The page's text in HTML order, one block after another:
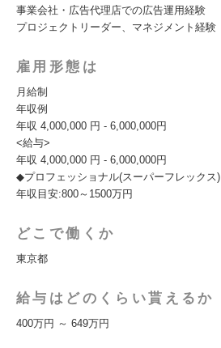
事業会社・広告代理店での広告運用経験
プロジェクトリーダー、マネジメント経験
雇用形態は
月給制
年収例
年収 4,000,000 円 - 6,000,000円
<給与>
年収 4,000,000 円 - 6,000,000円
◆プロフェッショナル(スーパーフレックス)
年収目安:800～1500万円
どこで働くか
東京都
給与はどのくらい貰えるか
400万円 ～ 649万円